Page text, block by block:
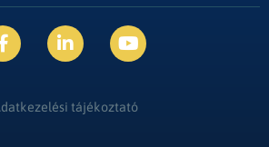
tájékoztató